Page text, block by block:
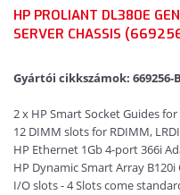
HP PROLIANT DL380E
SERVER CHASSIS
Gyártói cikkszámok: 669256-
2 x HP Smart Socket Guides
12 DIMM slots for RDIMM,
HP Ethernet 1Gb 4-port 366i
HP Dynamic Smart Array
I/O slots - 4 Slots come